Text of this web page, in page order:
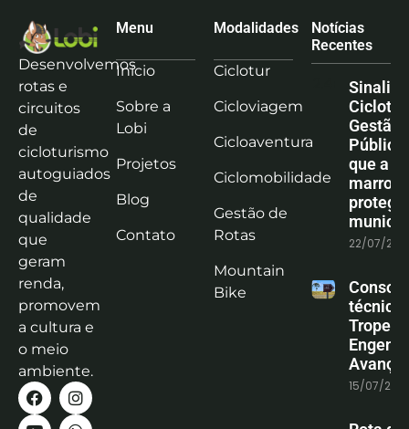
Desenvolvemos
rotas e
circuitos
de
cicloturismo
autoguiados
de
qualidade
que
geram
renda,
promovem
a cultura e
o meio
ambiente.
Menu
Início
Sobre a
Lobi
Projetos
Blog
Contato
Modalidades
Ciclotur
Cicloviagem
Cicloaventura
Ciclomobilidade
Gestão de
Rotas
Mountain
Bike
Notícias
Recentes
Gestão
que a
marrom
protege
22/07/
técnica
15/07/